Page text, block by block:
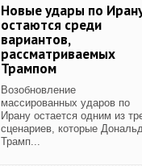
Новые удары по
остаются среди
вариантов,
рассматриваемых
Трампом
Возобновление
массированных ударов по
Ирану остается одним из
сценариев, которые
Трамп...